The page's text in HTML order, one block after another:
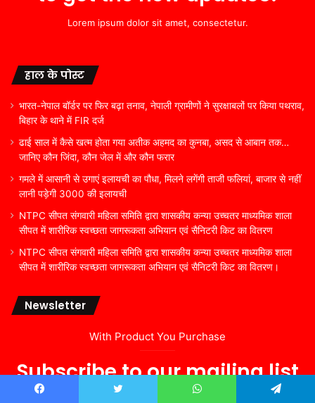
Lorem ipsum dolor sit amet, consectetur.
हाल के पोस्ट
भारत-नेपाल बॉर्डर पर फिर बढ़ा तनाव, नेपाली ग्रामीणों ने सुरक्षाबलों पर किया पथराव,
बिहार के थाने में FIR दर्ज
ढाई साल में कैसे खत्म होता गया अतीक अहमद का कुनबा, असद से आबान तक…
जानिए कौन जिंदा, कौन जेल में और कौन फरार
गमले में आसानी से उगाएं इलायची का पौधा, मिलने लगेंगी ताजी फलियां, बाजार से नहीं
लानी पड़ेगी 3000 की इलायची
NTPC सीपत संगवारी महिला समिति द्वारा शासकीय कन्या उच्चतर माध्यमिक शाला
सीपत में शारीरिक स्वच्छता जागरूकता अभियान एवं सैनिटरी किट का वितरण
NTPC सीपत संगवारी महिला समिति द्वारा शासकीय कन्या उच्चतर माध्यमिक शाला
सीपत में शारीरिक स्वच्छता जागरूकता अभियान एवं सैनिटरी किट का वितरण।
Newsletter
With Product You Purchase
Subscribe to our mailing list